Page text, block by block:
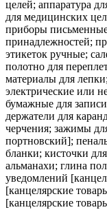
целей; аппаратура
для медицинских
приборы
принадлежностей;
этикеток ручные;
полотно для
материалы для
электрические или
бумажные для
держатели для
черчения; зажимы
портновский];
бланки; кисточки
альманахи; глина
уведомлений
[канцелярские
[канцелярские